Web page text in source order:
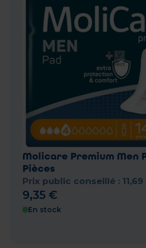
Molicare Premium Men
Pièces
Prix public conseillé : 11,69
9,35 €
En stock